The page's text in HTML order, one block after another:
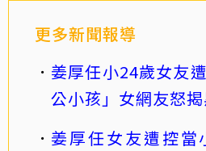
更多新聞報導
姜厚任小24歲女友
公小孩」女網友怒
姜厚任女友遭控當